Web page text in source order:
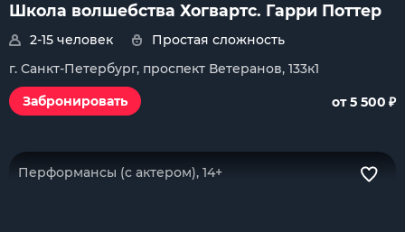
Школа волшебства Хогвартс. Гарри Поттер
2-15 человек
Простая сложность
г. Санкт-Петербург, проспект Ветеранов, 133к1
Забронировать
от 5 500 ₽
Перформансы (с актером), 14+